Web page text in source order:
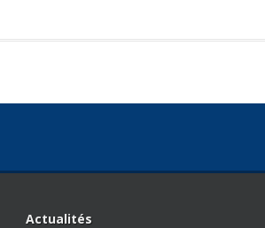
Actualités